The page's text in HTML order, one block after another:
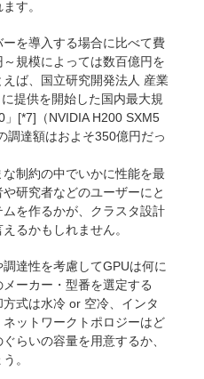
す。
を導入する場合に比べて費
規模によっては数百億円を
ば、国立研究開発法人 産業
提供を開始した国内最大規
[*7]（NVIDIA H200 SXM5
調達額はおよそ350億円だっ
制約の中でいかに性能を最
研究者などのユーザーにと
を作るかが、クラスタ設計
るかもしれません。
達性を考慮してGPUは何に
ーカー・型番を選定する
式は水冷 or 空冷、インタ
ットワークトポロジーはど
らいの容量を用意するか、
。